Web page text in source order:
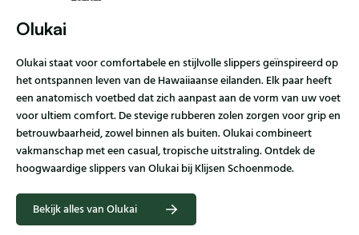
Olukai
Olukai staat voor comfortabele en stijlvolle slippers geïnspireerd op
het ontspannen leven van de Hawaiiaanse eilanden. Elk paar heeft
een anatomisch voetbed dat zich aanpast aan de vorm van uw voet
voor ultiem comfort. De stevige rubberen zolen zorgen voor grip en
betrouwbaarheid, zowel binnen als buiten. Olukai combineert
vakmanschap met een casual, tropische uitstraling. Ontdek de
hoogwaardige slippers van Olukai bij Klijsen Schoenmode.
Bekijk alles van Olukai